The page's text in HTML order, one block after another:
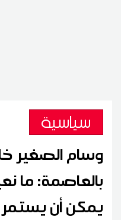
سياسية
وسام الصغير
بالعاصمة: ما
يمكن أن يستمر